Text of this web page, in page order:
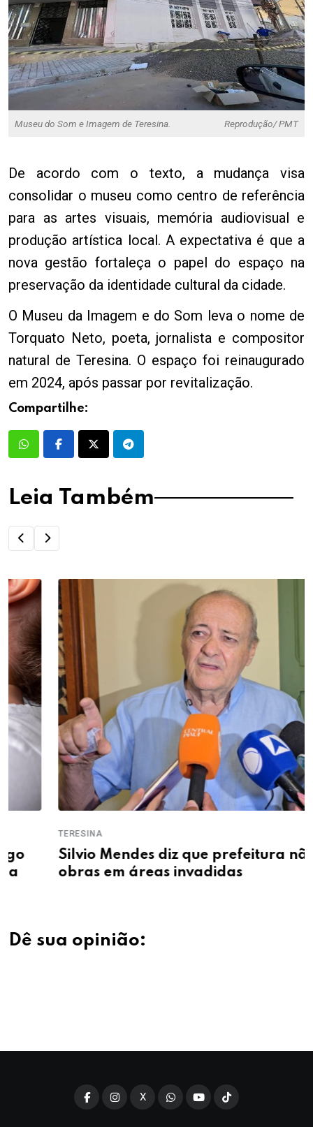
Museu do Som e Imagem de Teresina. Reprodução/ PMT
De acordo com o texto, a mudança visa
consolidar o museu como centro de referência
para as artes visuais, memória audiovisual e
produção artística local. A expectativa é que a
nova gestão fortaleça o papel do espaço na
preservação da identidade cultural da cidade.
O Museu da Imagem e do Som leva o nome de
Torquato Neto, poeta, jornalista e compositor
natural de Teresina. O espaço foi reinaugurado
em 2024, após passar por revitalização.
Compartilhe:
Leia Também
Silvio Mendes diz que prefeitura não fará
obras em áreas invadidas
Dê sua opinião:
X